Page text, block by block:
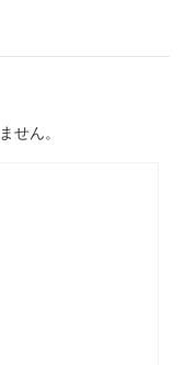
せん。